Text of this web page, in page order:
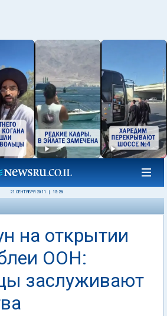
21 СЕНТЯБРЯ 2011 15:26
на открытии
ООН:
заслуживают